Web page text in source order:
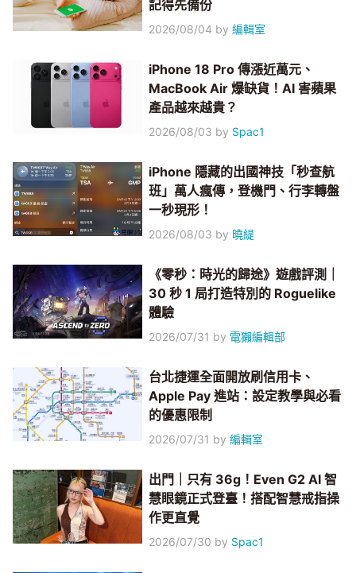
記得先備份
2026/08/04 by編輯室
iPhone 18 Pro 傳漲近萬元、
MacBook Air 爆缺貨！AI 害蘋果
產品越來越貴？
2026/08/03 by Spac1
iPhone 隱藏的出國神技「秒查航
班」萬人瘋傳，登機門、行李轉盤
一秒現形！
2026/08/03 by 曉緹
《零秒：時光的歸途》遊戲評測｜
30 秒 1 局打造特別的 Roguelike
體驗
2026/07/31 by 電獺編輯部
台北捷運全面開放刷信用卡、
Apple Pay 進站：設定教學與必看
的優惠限制
2026/07/31 by編輯室
出門｜只有 36g！Even G2 AI 智
慧眼鏡正式登臺！搭配智慧戒指操
作更直覺
2026/07/30 by Spac1